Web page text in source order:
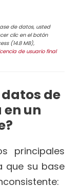
de datos, usted
clic en el botón
(14.8 MB),
de usuario final
datos de
en un
principales
que su base